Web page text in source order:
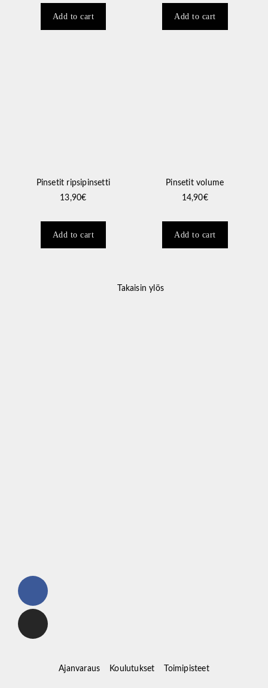
Add to cart Add to cart
Pinsetit ripsipinsetti
13,90€
Add to cart
Pinsetit volume
14,90€
Add to cart
Takaisin ylös
Ajanvaraus Koulutukset Toimipisteet